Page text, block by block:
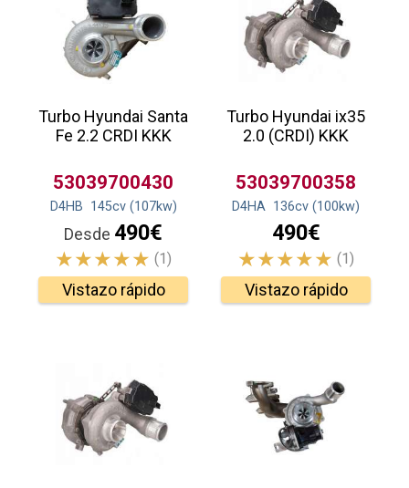
Turbo Hyundai Santa
Fe 2.2 CRDI KKK
53039700430
D4HB 145cv (107kw)
Desde 490€
(1)
Vistazo rápido
Turbo Hyundai ix35
2.0 (CRDI) KKK
53039700358
D4HA 136cv (100kw)
490€
(1)
Vistazo rápido